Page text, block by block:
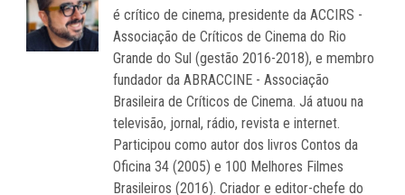
é crítico de cinema, presidente da ACCIRS -
Associação de Críticos de Cinema do Rio
Grande do Sul (gestão 2016-2018), e membro
fundador da ABRACCINE - Associação
Brasileira de Críticos de Cinema. Já atuou na
televisão, jornal, rádio, revista e internet.
Participou como autor dos livros Contos da
Oficina 34 (2005) e 100 Melhores Filmes
Brasileiros (2016). Criador e editor-chefe do